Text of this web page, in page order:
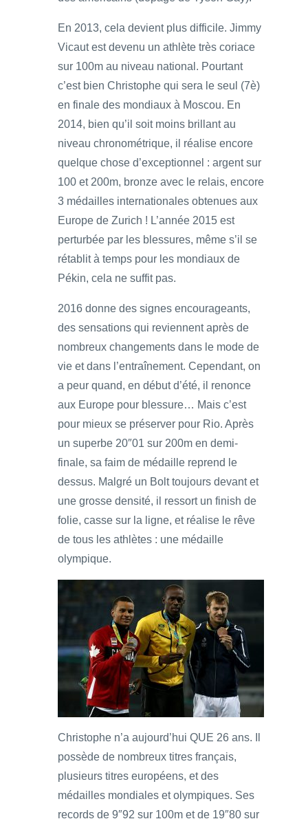
En 2013, cela devient plus difficile. Jimmy
Vicaut est devenu un athlète très coriace
sur 100m au niveau national. Pourtant
c’est bien Christophe qui sera le seul (7è)
en finale des mondiaux à Moscou. En
2014, bien qu’il soit moins brillant au
niveau chronométrique, il réalise encore
quelque chose d’exceptionnel : argent sur
100 et 200m, bronze avec le relais, encore
3 médailles internationales obtenues aux
Europe de Zurich ! L’année 2015 est
perturbée par les blessures, même s’il se
rétablit à temps pour les mondiaux de
Pékin, cela ne suffit pas.
2016 donne des signes encourageants,
des sensations qui reviennent après de
nombreux changements dans le mode de
vie et dans l’entraînement. Cependant, on
a peur quand, en début d’été, il renonce
aux Europe pour blessure… Mais c’est
pour mieux se préserver pour Rio. Après
un superbe 20″01 sur 200m en demi-
finale, sa faim de médaille reprend le
dessus. Malgré un Bolt toujours devant et
une grosse densité, il ressort un finish de
folie, casse sur la ligne, et réalise le rêve
de tous les athlètes : une médaille
olympique.
Christophe n’a aujourd’hui QUE 26 ans. Il
possède de nombreux titres français,
plusieurs titres européens, et des
médailles mondiales et olympiques. Ses
records de 9″92 sur 100m et de 19″80 sur